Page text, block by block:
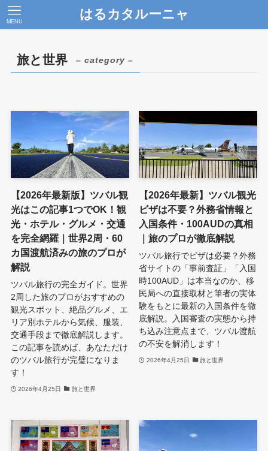
はるカタルーニャ
MENU
旅と世界 – category –
【2026年最新版】ツバル観
光はこの記事1つでOK！観
光・ホテル・グルメ・交通
を完全網羅｜世界2周・60
カ国渡航済みの旅のプロが
解説
ツバル旅行の完全ガイド。世界
2周した旅のプロがおすすめの
観光スポット、絶品グルメ、エ
リア別ホテルから気候、服装、
交通手段まで徹底解説します。
この記事を読めば、あなただけ
のツバル旅行が完璧になりま
す！
2026年4月25日 旅と世界
【2026年最新】ツバル観光
ビザは不要？外務省情報と
入国条件・100AUDの真相
｜旅のプロが徹底解説
ツバル旅行でビザは必要？外務
省サイトの「事前査証」「入国
時100AUD」は本当なのか、移
民局への直接取材と筆者の実体
験をもとに最新の入国条件を徹
底解説。入国審査の実態から持
ち込み注意点まで、ツバル渡航
の不安を解消します！
2026年4月25日 旅と世界